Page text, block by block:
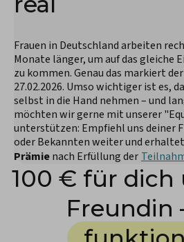
Frauen in Deutschland arbeiten
Monate länger, um auf das gleiche
zu kommen. Genau das markiert der
27.02.2026. Umso wichtiger ist es,
selbst in die Hand nehmen – und
möchten wir gerne mit unserer "
unterstützen: Empfiehl uns deiner
oder Bekannten weiter und
Prämienach Erfüllung der
100 € für dich
Freundin